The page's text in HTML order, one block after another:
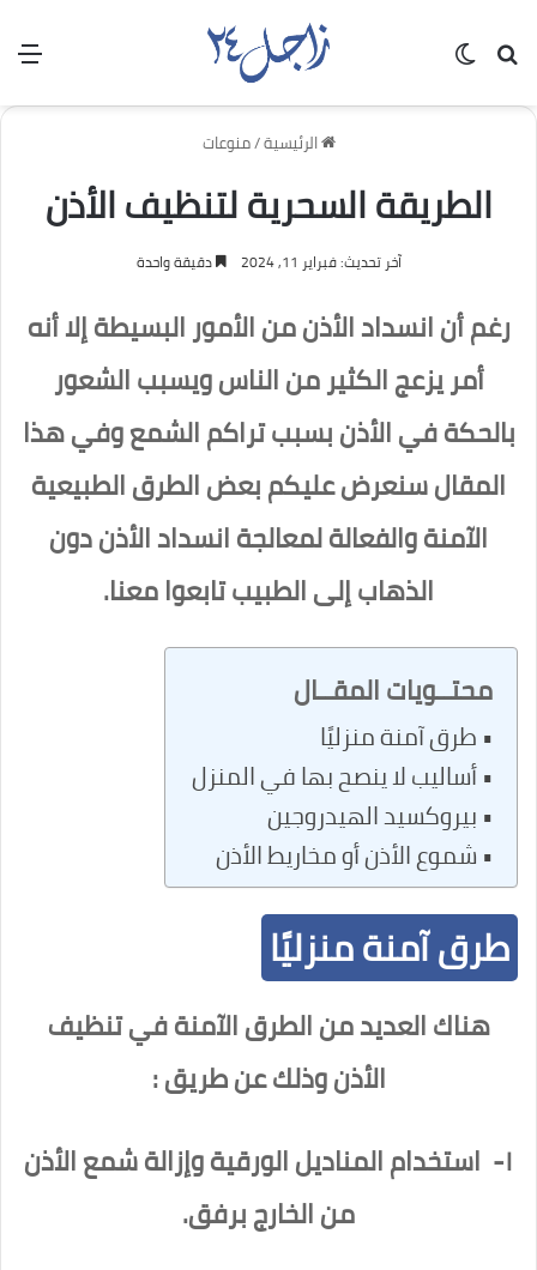
بحث عن
الرئيسية/منوعات
الطريقة السحرية لتنظيف الأذن
آخر تحديث: فبراير 11, 2024 دقيقة واحدة
رغم أن انسداد الأذن من الأمور البسيطة إلا أنه
أمر يزعج الكثير من الناس ويسبب الشعور
بالحكة في الأذن بسبب تراكم الشمع وفي هذا
المقال سنعرض عليكم بعض الطرق الطبيعية
الآمنة والفعالة لمعالجة انسداد الأذن دون
الذهاب إلى الطبيب تابعوا معنا.
محتــويات المقــال
طرق آمنة منزليًا
أساليب لا ينصح بها في المنزل
بيروكسيد الهيدروجين
شموع الأذن أو مخاريط الأذن
طرق آمنة منزليًا
هناك العديد من الطرق الآمنة في تنظيف
الأذن وذلك عن طريق :
١- استخدام المناديل الورقية وإزالة شمع الأذن
من الخارج برفق.